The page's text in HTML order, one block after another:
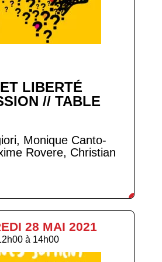
LIBERTÉ
// TABLE
Monique Canto-
Rovere, Christian
28 MAI 2021
à 14h00